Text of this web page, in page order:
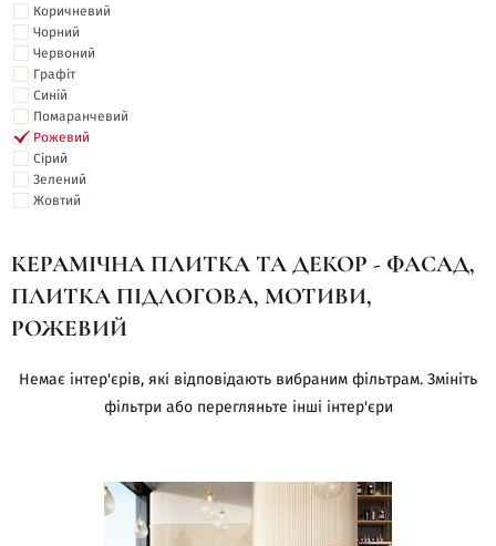
Коричневий
Чорний
Червоний
Графіт
Синій
Помаранчевий
Рожевий
Сірий
Зелений
Жовтий
КЕРАМІЧНА ПЛИТКА ТА ДЕКОР - ФАСАД,
ПЛИТКА ПІДЛОГОВА, МОТИВИ,
РОЖЕВИЙ
Немає інтер'єрів, які відповідають вибраним фільтрам. Змініть
фільтри або перегляньте інші інтер'єри